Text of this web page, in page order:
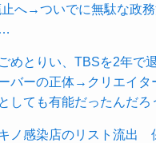
止へ→ついでに無駄な政
めとりい、TBSを2年で
バーの正体→クリエイタ
しても有能だったんだろ
ノ感染店のリスト流出